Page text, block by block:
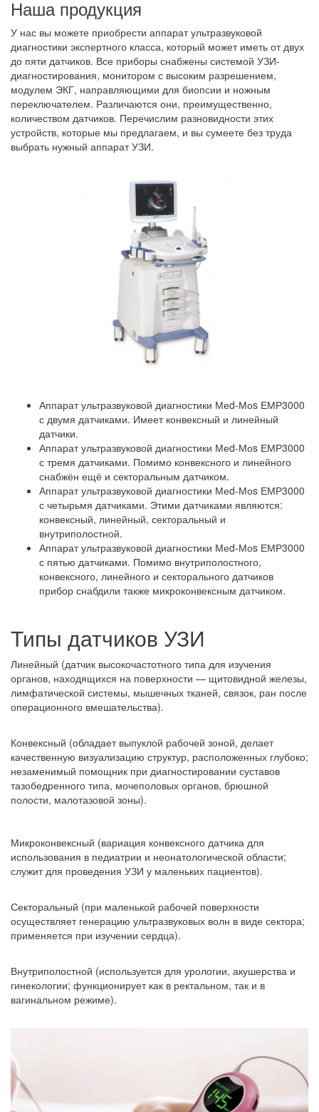
Наша продукция
У нас вы можете приобрести аппарат ультразвуковой
диагностики экспертного класса, который может иметь от двух
до пяти датчиков. Все приборы снабжены системой УЗИ-
диагностирования, монитором с высоким разрешением,
модулем ЭКГ, направляющими для биопсии и ножным
переключателем. Различаются они, преимущественно,
количеством датчиков. Перечислим разновидности этих
устройств, которые мы предлагаем, и вы сумеете без труда
выбрать нужный аппарат УЗИ.
Аппарат ультразвуковой диагностики Меd-Моs ЕМР3000
с двумя датчиками. Имеет конвексный и линейный
датчики.
Аппарат ультразвуковой диагностики Меd-Моs ЕМР3000
с тремя датчиками. Помимо конвексного и линейного
снабжён ещё и секторальным датчиком.
Аппарат ультразвуковой диагностики Меd-Моs ЕМР3000
с четырьмя датчиками. Этими датчиками являются:
конвексный, линейный, секторальный и
внутриполостной.
Аппарат ультразвуковой диагностики Меd-Моs ЕМР3000
с пятью датчиками. Помимо внутриполостного,
конвексного, линейного и секторального датчиков
прибор снабдили также микроконвексным датчиком.
Типы датчиков УЗИ
Линейный (датчик высокочастотного типа для изучения
органов, находящихся на поверхности — щитовидной железы,
лимфатической системы, мышечных тканей, связок, ран после
операционного вмешательства).
Конвексный (обладает выпуклой рабочей зоной, делает
качественную визуализацию структур, расположенных глубоко;
незаменимый помощник при диагностировании суставов
тазобедренного типа, мочеполовых органов, брюшной
полости, малотазовой зоны).
Микроконвексный (вариация конвексного датчика для
использования в педиатрии и неонатологической области;
служит для проведения УЗИ у маленьких пациентов).
Секторальный (при маленькой рабочей поверхности
осуществляет генерацию ультразвуковых волн в виде сектора;
применяется при изучении сердца).
Внутриполостной (используется для урологии, акушерства и
гинекологии; функционирует как в ректальном, так и в
вагинальном режиме).